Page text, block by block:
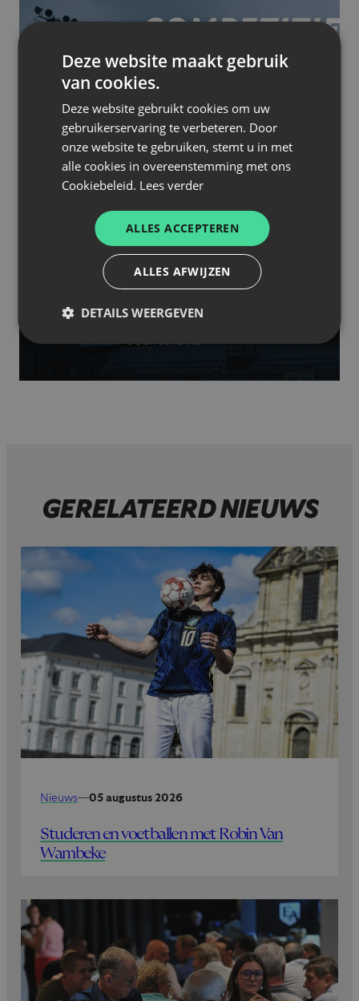
GERELATEERD NIEUWS
Nieuws—05 augustus 2026
Studeren en voetballen met Robin Van
Wambeke
Deze website maakt gebruik
van cookies.
Deze website gebruikt cookies om uw
gebruikerservaring te verbeteren. Door
onze website te gebruiken, stemt u in met
alle cookies in overeenstemming met ons
Cookiebeleid. Lees verder
ALLES ACCEPTEREN
ALLES AFWIJZEN
DETAILS WEERGEVEN